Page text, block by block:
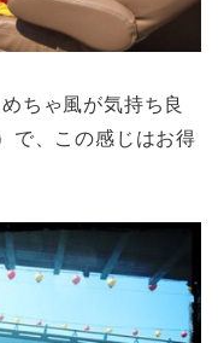
ちゃ風が気持ち良
で、この感じはお得